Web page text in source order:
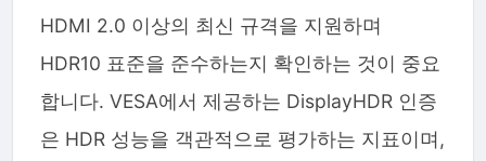
HDMI 2.0 이상의 최신 규격을 지원하며
HDR10 표준을 준수하는지 확인하는 것이 중요
합니다. VESA에서 제공하는 DisplayHDR 인증
은 HDR 성능을 객관적으로 평가하는 지표이며,